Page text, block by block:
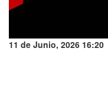
11 de Junio, 2026 16:20